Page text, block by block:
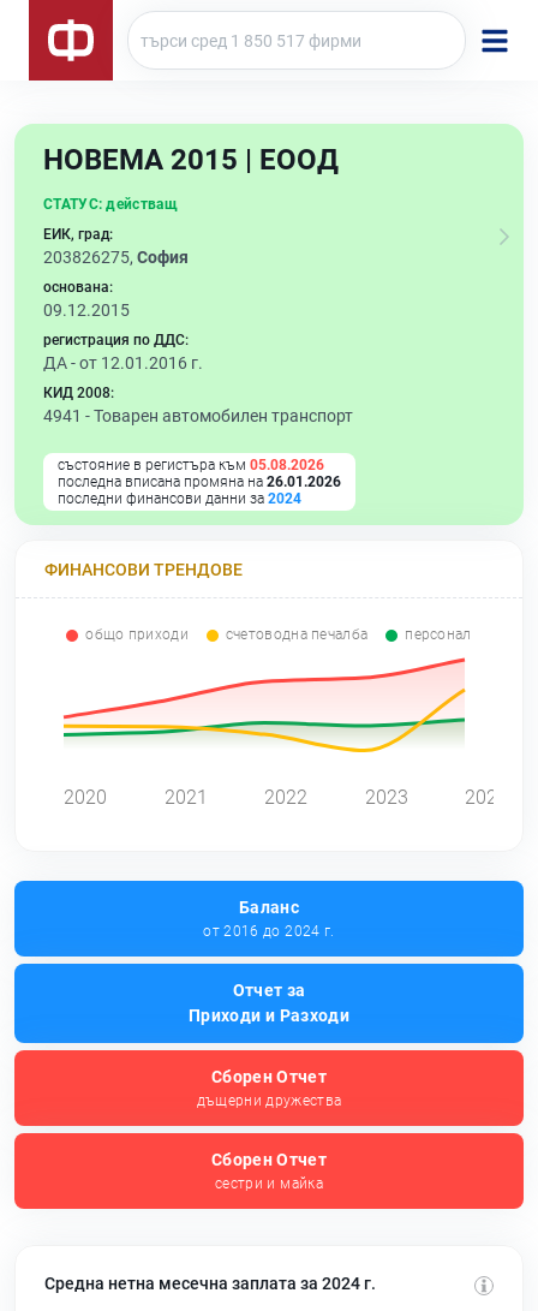
НОВЕМА 2015 | ЕООД
СТАТУС: действащ
ЕИК, град:
203826275, София
основана:
09.12.2015
регистрация по ДДС:
ДА - от 12.01.2016 г.
КИД 2008:
4941 -Товарен автомобилен транспорт
състояние в регистъра към 05.08.2026
последна вписана промяна на 26.01.2026
последни финансови данни за 2024
ФИНАНСОВИ ТРЕНДОВЕ
общо приходи счетоводна печалба персонал
2020 2021 2022 2023 2024
Баланс
от 2016 до 2024 г.
Отчет за
Приходи и Разходи
Сборен Отчет
дъщерни дружества
Сборен Отчет
сестри и майка
Средна нетна месечна заплата за 2024 г.